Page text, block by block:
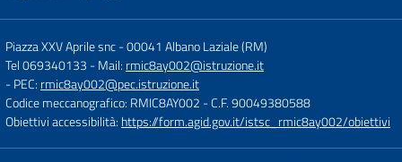
Piazza XXV Aprile snc-00041 Albano Laziale (RM)
Tel 069340133 - Mail: rmic8ay002@istruzione.it
- PEC: rmic8ay002@pec.istruzione.it
Codice meccanografico: RMIC8AY002 - C.F. 90049380588
Obiettivi accessibilità: https://form.agid.gov.it/istsc_rmic8ay002/obiettivi